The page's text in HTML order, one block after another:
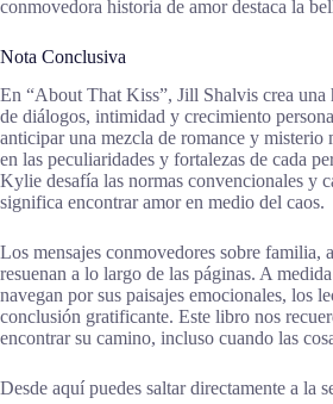
conmovedora historia de amor destaca la
Nota Conclusiva
En “About That Kiss”, Jill Shalvis crea una
de diálogos, intimidad y crecimiento
anticipar una mezcla de romance y misterio
en las peculiaridades y fortalezas de cada
Kylie desafía las normas convencionales y
significa encontrar amor en medio del caos.
Los mensajes conmovedores sobre familia,
resuenan a lo largo de las páginas. A
navegan por sus paisajes emocionales, los
conclusión gratificante. Este libro nos
encontrar su camino, incluso cuando las
Desde aquí puedes saltar directamente a la